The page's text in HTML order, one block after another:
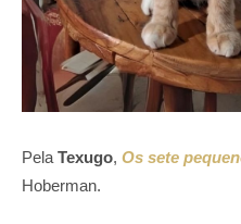
Pela Texugo, Os sete
Hoberman.